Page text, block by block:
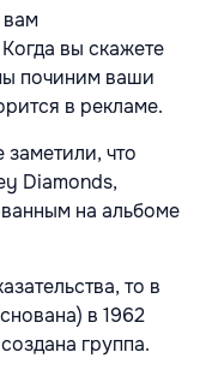
вы скажете
починим ваши
в рекламе.
что
Diamonds,
на альбоме
то в
в 1962
группа.